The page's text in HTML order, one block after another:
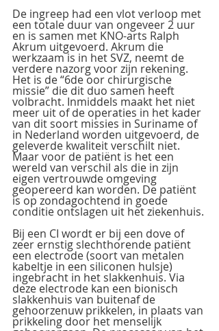
De ingreep had een vlot verloop met
een totale duur van ongeveer 2 uur
en is samen met KNO-arts Ralph
Akrum uitgevoerd. Akrum die
werkzaam is in het SVZ, neemt de
verdere nazorg voor zijn rekening.
Het is de “6de oor chirurgische
missie” die dit duo samen heeft
volbracht. Inmiddels maakt het niet
meer uit of de operaties in het kader
van dit soort missies in Suriname of
in Nederland worden uitgevoerd, de
geleverde kwaliteit verschilt niet.
Maar voor de patiënt is het een
wereld van verschil als die in zijn
eigen vertrouwde omgeving
geopereerd kan worden. De patiënt
is op zondagochtend in goede
conditie ontslagen uit het ziekenhuis.
Bij een CI wordt er bij een dove of
zeer ernstig slechthorende patiënt
een electrode (soort van metalen
kabeltje in een siliconen hulsje)
ingebracht in het slakkenhuis. Via
deze electrode kan een bionisch
slakkenhuis van buitenaf de
gehoorzenuw prikkelen, in plaats van
prikkeling door het menselijk